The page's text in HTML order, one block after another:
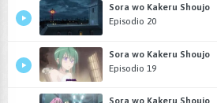
Sora wo Kakeru Shoujo
Episodio 20
Sora wo Kakeru Shoujo
Episodio 19
Sora wo Kakeru Shoujo